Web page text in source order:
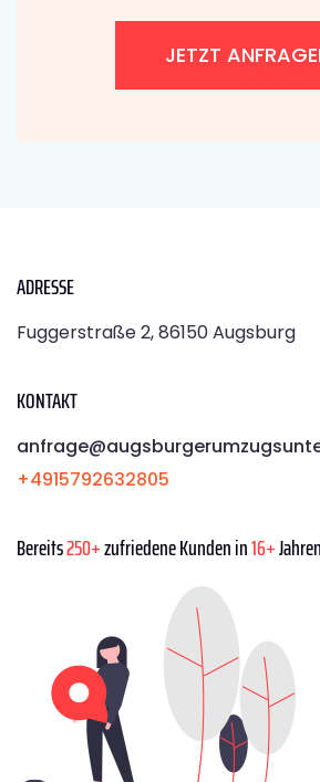
JETZT
ADRESSE
Fuggerstraße 2, 86150 Augsburg
KONTAKT
+4915792632805
Bereits250+zufriedene Kunden in16+